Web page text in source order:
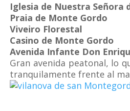
Iglesia de Nuestra Señora
Praia de Monte Gordo
Viveiro Florestal
Casino de Monte Gordo
Avenida Infante Don
Gran avenida peatonal, lo
tranquilamente frente al